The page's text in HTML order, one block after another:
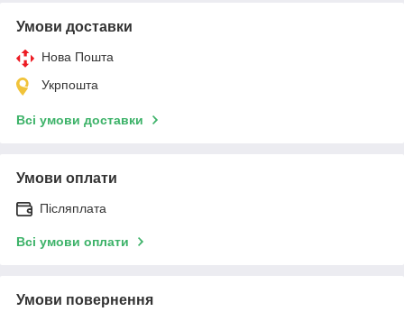
Умови доставки
Нова Пошта
Укрпошта
Всі умови доставки
Умови оплати
Післяплата
Всі умови оплати
Умови повернення